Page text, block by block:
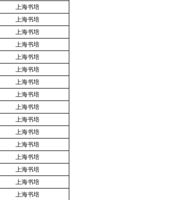
上海书培
上海书培
上海书培
上海书培
上海书培
上海书培
上海书培
上海书培
上海书培
上海书培
上海书培
上海书培
上海书培
上海书培
上海书培
上海书培